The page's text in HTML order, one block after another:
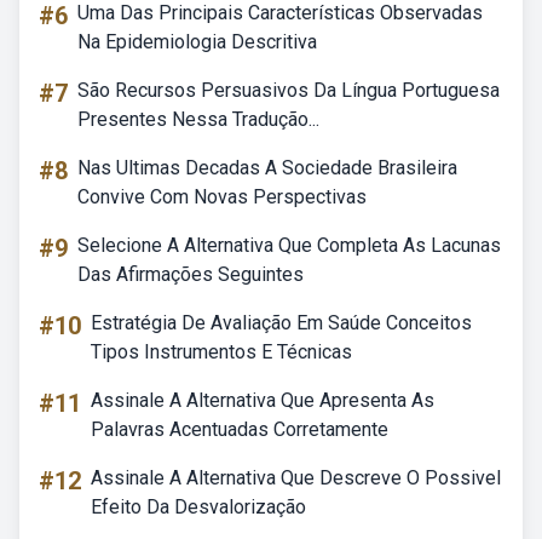
#6 Uma Das Principais Características Observadas
Na Epidemiologia Descritiva
#7 São Recursos Persuasivos Da Língua Portuguesa
Presentes Nessa Tradução...
#8 Nas Ultimas Decadas A Sociedade Brasileira
Convive Com Novas Perspectivas
#9 Selecione A Alternativa Que Completa As Lacunas
Das Afirmações Seguintes
#10 Estratégia De Avaliação Em Saúde Conceitos
Tipos Instrumentos E Técnicas
#11 Assinale A Alternativa Que Apresenta As
Palavras Acentuadas Corretamente
#12 Assinale A Alternativa Que Descreve O Possivel
Efeito Da Desvalorização